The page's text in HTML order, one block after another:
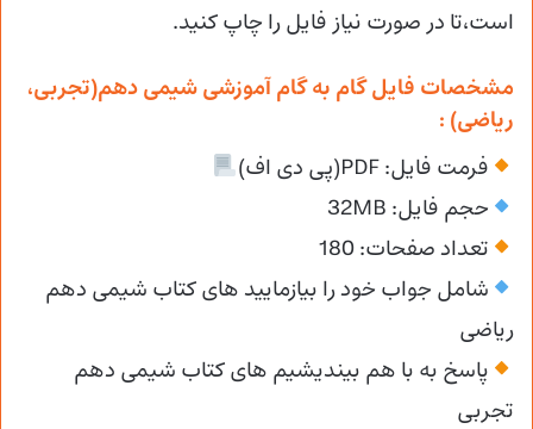
است،تا در صورت نیاز فایل را چاپ کنید.
مشخصات فایل گام به گام آموزشی شیمی دهم(تجربی،
ریاضی) :
فرمت فایل: PDF(پی دی اف)
حجم فایل: 32MB
تعداد صفحات: 180
شامل جواب خود را بیازمایید های کتاب شیمی دهم
ریاضی
پاسخ به با هم بیندیشیم های کتاب شیمی دهم
تجربی